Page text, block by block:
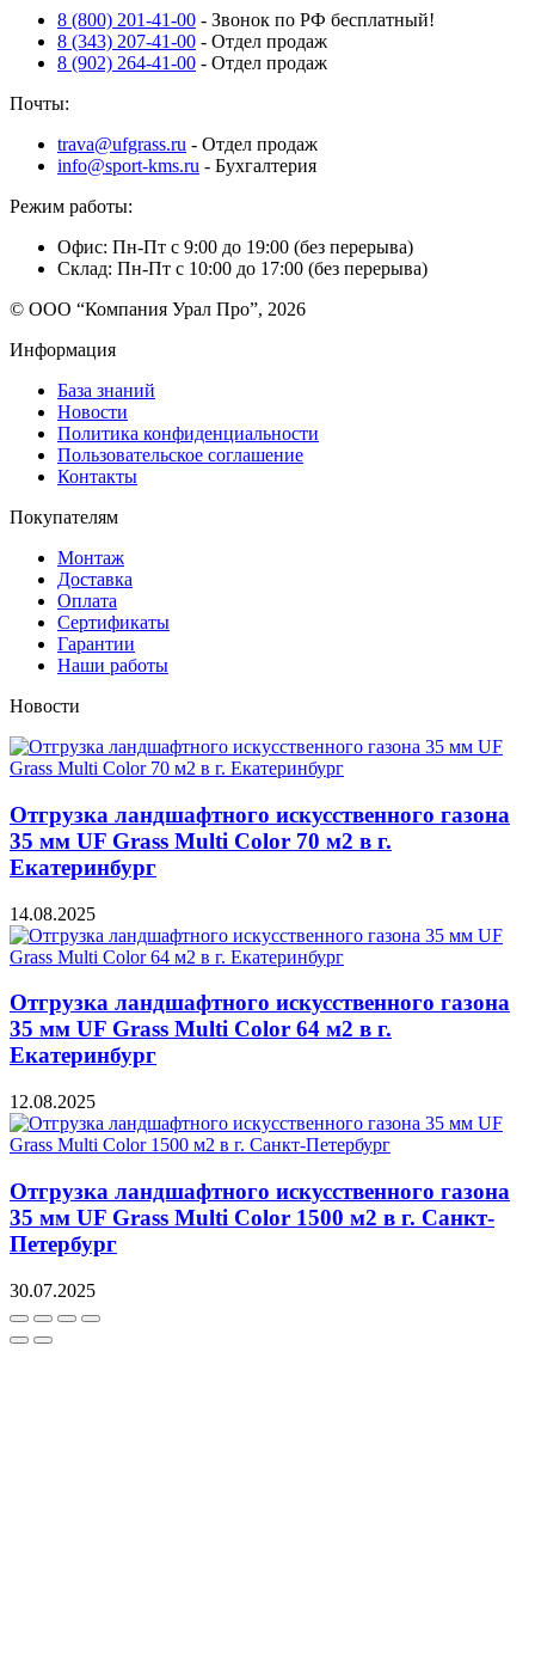
8 (800) 201-41-00 - Звонок по РФ бесплатный!
8 (343) 207-41-00 - Отдел продаж
8 (902) 264-41-00 - Отдел продаж
Почты:
trava@ufgrass.ru - Отдел продаж
info@sport-kms.ru - Бухгалтерия
Режим работы:
Офис: Пн-Пт с 9:00 до 19:00 (без перерыва)
Склад: Пн-Пт с 10:00 до 17:00 (без перерыва)
© ООО “Компания Урал Про”, 2026
Информация
База знаний
Новости
Политика конфиденциальности
Пользовательское соглашение
Контакты
Покупателям
Монтаж
Доставка
Оплата
Сертификаты
Гарантии
Наши работы
Новости
Отгрузка ландшафтного искусственного газона
35 мм UF Grass Multi Color 70 м2 в г.
Екатеринбург
14.08.2025
Отгрузка ландшафтного искусственного газона
35 мм UF Grass Multi Color 64 м2 в г.
Екатеринбург
12.08.2025
Отгрузка ландшафтного искусственного газона
35 мм UF Grass Multi Color 1500 м2 в г. Санкт-
Петербург
30.07.2025